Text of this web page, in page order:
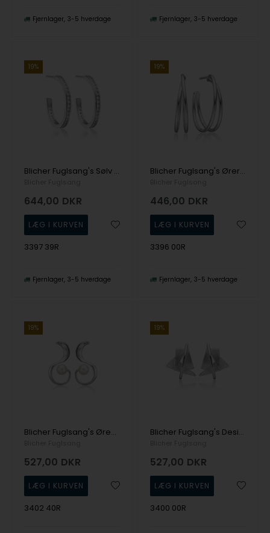
Fjernlager 3-5 hverdage Fjernlager 3-5 hverdage
19%
Blicher Fuglsang's Sølv øreringe med zirkonia
644,00 DKR
3397 39R
Fjernlager 3-5 hverdage
19%
Blicher Fuglsang's Øreringe i sølv
446,00 DKR
3396 00R
Fjernlager 3-5 hverdage
19%
Blicher Fuglsang's Ørestikker med hvide perler
527,00 DKR
3402 40R
19%
Blicher Fuglsang's Design ørepynt i sølv
527,00 DKR
3400 00R